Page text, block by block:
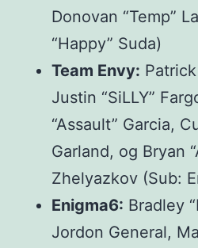
Donovan “Temp”
“Happy” Suda)
Team Envy: Patrick
Justin “SiLLY”
“Assault” Garcia,
Garland, og Bryan
Zhelyazkov (Sub:
Enigma6: Bradley
Jordon General,